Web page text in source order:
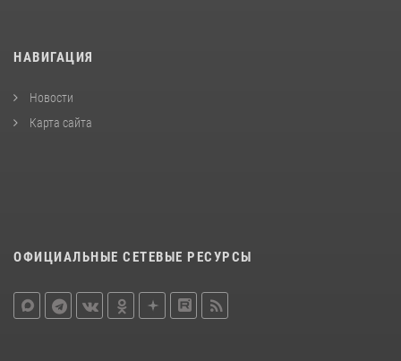
НАВИГАЦИЯ
Новости
Карта сайта
ОФИЦИАЛЬНЫЕ СЕТЕВЫЕ РЕСУРСЫ